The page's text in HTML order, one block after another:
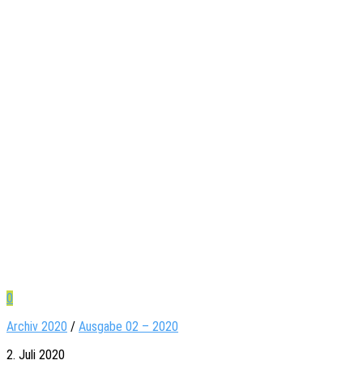
0
Archiv 2020 / Ausgabe 02 – 2020
2. Juli 2020